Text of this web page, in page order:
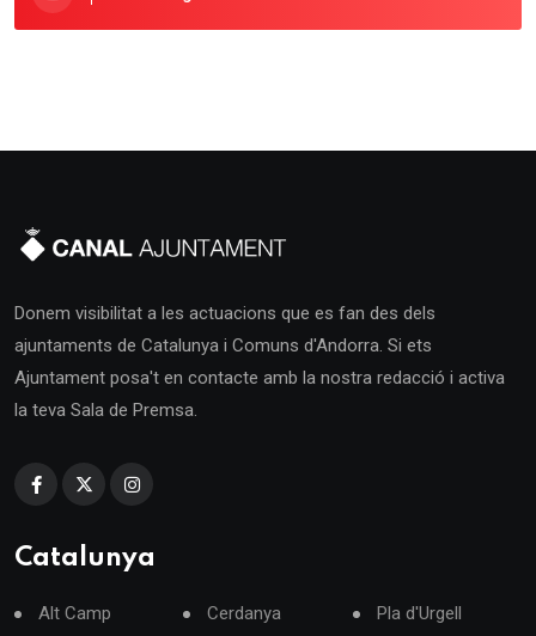
Donem visibilitat a les actuacions que es fan des dels
ajuntaments de Catalunya i Comuns d'Andorra. Si ets
Ajuntament posa't en contacte amb la nostra redacció i activa
la teva Sala de Premsa.
Catalunya
Alt Camp
Cerdanya
Pla d'Urgell